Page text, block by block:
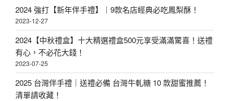
2024 強打【新年伴手禮】｜9款名店經典必吃鳳梨酥！
2023-12-27
2024【中秋禮盒】十大精選禮盒500元享受滿滿驚喜！送禮
有心，不必花大錢！
2023-07-25
2025 台灣伴手禮｜送禮必備 台灣牛軋糖 10 款甜蜜推薦！
清單請收藏！